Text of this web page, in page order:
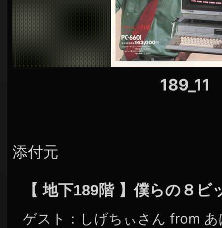
189_11
添付元
【 地下189階 】僕らの８
ゲスト：しげちぃさん from